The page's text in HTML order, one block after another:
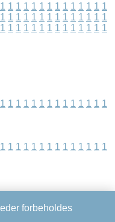
1 1 1 1 1 1 1 1 1 1 1 1 1 1
1 1 1 1 1 1 1 1 1 1 1 1 1 1
1 1 1 1 1 1 1 1 1 1 1 1 1 1
1 1 1 1 1 1 1 1 1 1 1 1 1 1
1 1 1 1 1 1 1 1 1 1 1 1 1 1
forbeholdes